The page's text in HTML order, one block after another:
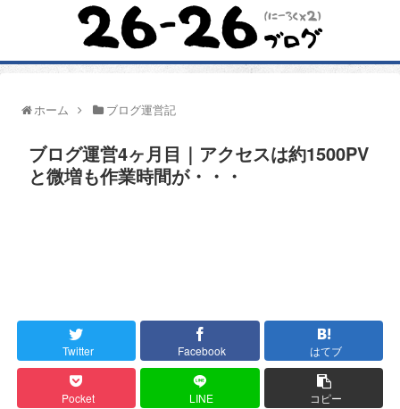
ホーム ブログ運営記
ブログ運営4ヶ月目｜アクセスは約1500PV
と微増も作業時間が・・・
Twitter Facebook はてブ
Pocket LINE コピー